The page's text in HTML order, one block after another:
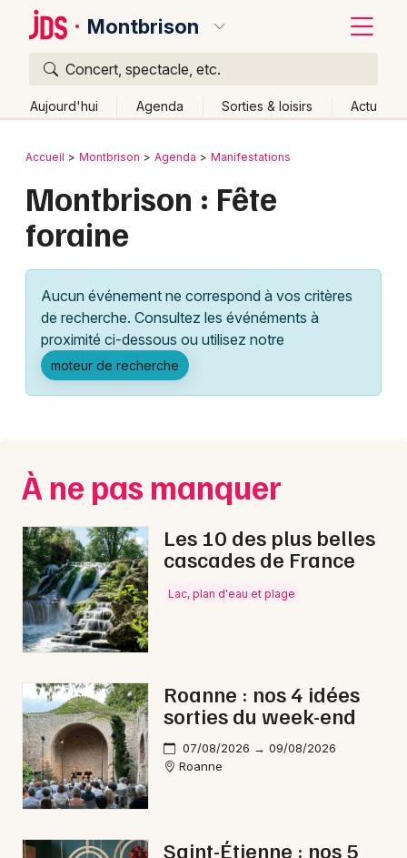
Montbrison
Concert, spectacle, etc.
Aujourd'hui Agenda Sorties & loisirs Actu
Publier un événement
Grands événements
Activité & Expérience
Manifestations
Foires & salons
Concerts
Sports
Soirées
Sorties famille
Sorties & loisirs
Fête foraine dans la Loire
Fête foraine en Rhône-Alpes
Fête foraine en Auvergne-Rhône-Alpes
Bordeaux
Colmar
Lille
Lyon
Marseille
Mulhouse
Nice
Paris
Strasbourg
Toulouse
Toutes les villes
Retour
Accueil Montbrison Agenda Manifestations
Montbrison : Fête
foraine
Aucun événement ne correspond à vos critères
de recherche. Consultez les événéments à
proximité ci-dessous ou utilisez notre
moteur de recherche
À ne pas manquer
Les 10 des plus belles
cascades de France
Lac, plan d'eau et plage
Roanne : nos 4 idées
sorties du week-end
07/08/2026 → 09/08/2026
Roanne
Saint-Étienne : nos 5
Quoi ?
Où ?
Partout
Près de moi Changer de lieu
Quand ?
Aujourd'hui
Demain Ce week-end Autre